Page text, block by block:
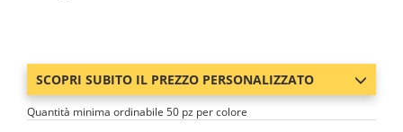
SCOPRI SUBITO IL PREZZO PERSONALIZZATO
Quantità minima ordinabile 50 pz per colore